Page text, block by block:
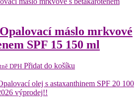
máslo mrkvové
SPF 15 150 ml
Kč.
DPH Přidat do košíku